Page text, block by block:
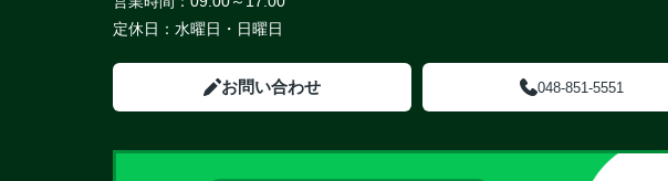
定休日： 水曜日・日曜日
お問い合わせ 048-851-5551